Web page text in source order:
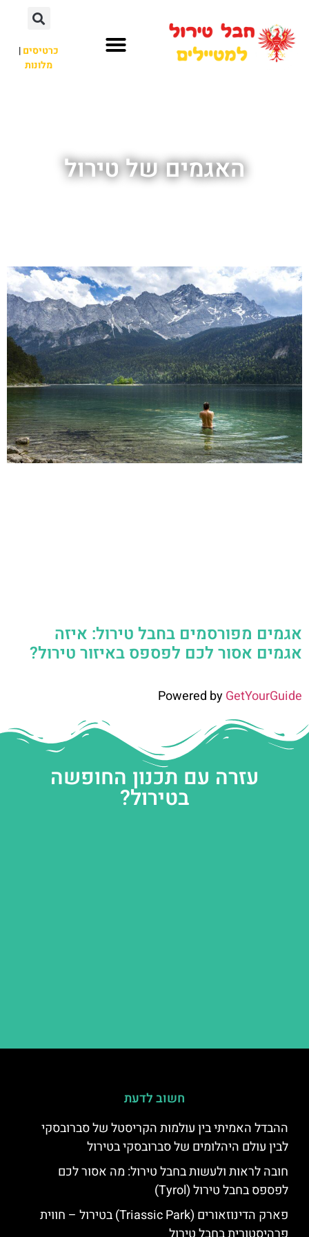
כרטיסים|
מלונות
האגמים של טירול
אגמים מפורסמים בחבל טירול: איזה
אגמים אסור לכם לפספס באיזור טירול?
Powered byGetYourGuide
עזרה עם תכנון החופשה
בטירול?
חשוב לדעת
ההבדל האמיתי בין עולמות הקריסטל של סברובסקי
לבין עולם היהלומים של סברובסקי בטירול
חובה לראות ולעשות בחבל טירול: מה אסור לכם
לפספס בחבל טירול (Tyrol)
פארק הדינוזאורים (Triassic Park) בטירול – חווית